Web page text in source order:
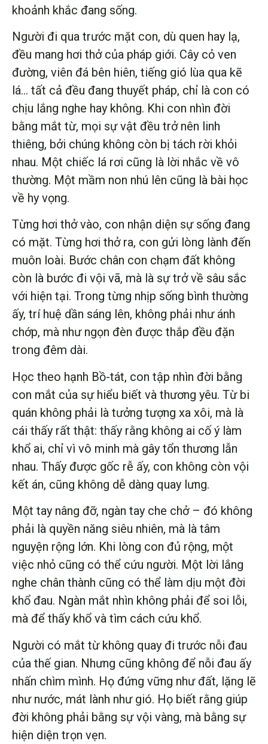
khoảnh khắc đang sống.
Người đi qua trước mặt con, dù quen hay lạ,
đều mang hơi thở của pháp giới. Cây cỏ ven
đường, viên đá bên hiên, tiếng gió lùa qua kẽ
lá… tất cả đều đang thuyết pháp, chỉ là con có
chịu lắng nghe hay không. Khi con nhìn đời
bằng mắt từ, mọi sự vật đều trở nên linh
thiêng, bởi chúng không còn bị tách rời khỏi
nhau. Một chiếc lá rơi cũng là lời nhắc về vô
thường. Một mầm non nhú lên cũng là bài học
về hy vọng.
Từng hơi thở vào, con nhận diện sự sống đang
có mặt. Từng hơi thở ra, con gửi lòng lành đến
muôn loài. Bước chân con chạm đất không
còn là bước đi vội vã, mà là sự trở về sâu sắc
với hiện tại. Trong từng nhịp sống bình thường
ấy, trí huệ dần sáng lên, không phải như ánh
chớp, mà như ngọn đèn được thắp đều đặn
trong đêm dài.
Học theo hạnh Bồ-tát, con tập nhìn đời bằng
con mắt của sự hiểu biết và thương yêu. Từ bi
quán không phải là tưởng tượng xa xôi, mà là
cái thấy rất thật: thấy rằng không ai cố ý làm
khổ ai, chỉ vì vô minh mà gây tổn thương lẫn
nhau. Thấy được gốc rễ ấy, con không còn vội
kết án, cũng không dễ dàng quay lưng.
Một tay nâng đỡ, ngàn tay che chở – đó không
phải là quyền năng siêu nhiên, mà là tâm
nguyện rộng lớn. Khi lòng con đủ rộng, một
việc nhỏ cũng có thể cứu người. Một lời lắng
nghe chân thành cũng có thể làm dịu một đời
khổ đau. Ngàn mắt nhìn không phải để soi lỗi,
mà để thấy khổ và tìm cách cứu khổ.
Người có mắt từ không quay đi trước nỗi đau
của thế gian. Nhưng cũng không để nỗi đau ấy
nhấn chìm mình. Họ đứng vững như đất, lặng lẽ
như nước, mát lành như gió. Họ biết rằng giúp
đời không phải bằng sự vội vàng, mà bằng sự
hiện diện trọn vẹn.